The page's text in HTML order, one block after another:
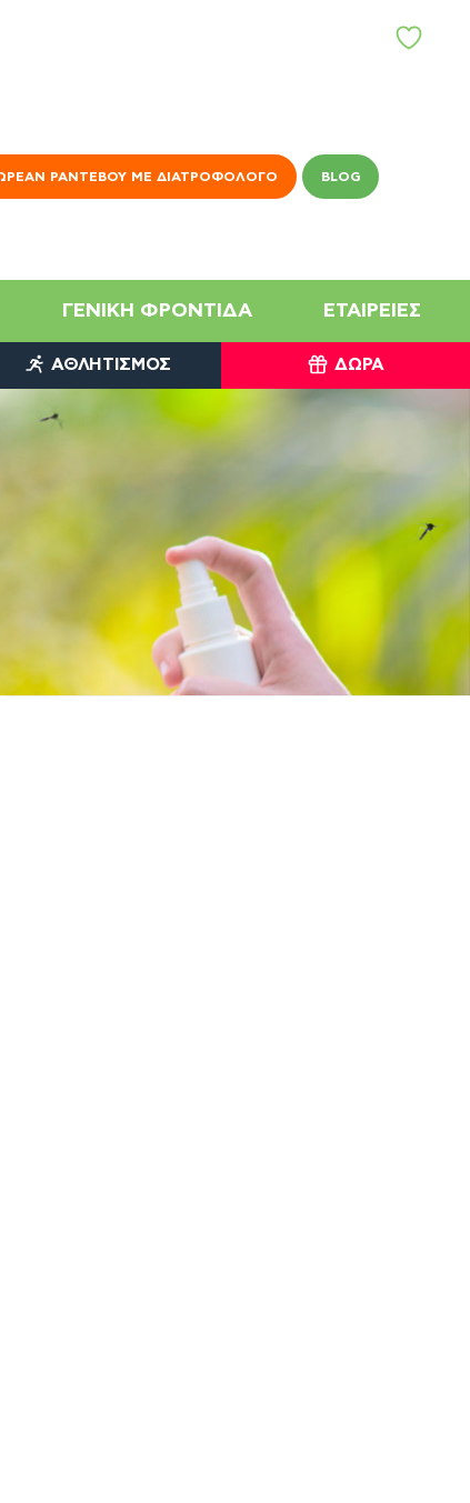
ΡΑΝΤΕΒΟΎ ΜΕ ΔΙΑΤΡΟΦΟΛΌΓΟ BLOG
ΑΓ
ΓΕΝΙΚΉ ΦΡΟΝΤΊΔΑ ΕΤΑΙΡΕΊΕΣ
ΑΘΛΗΤΙΣΜΌΣ ΔΏΡΑ